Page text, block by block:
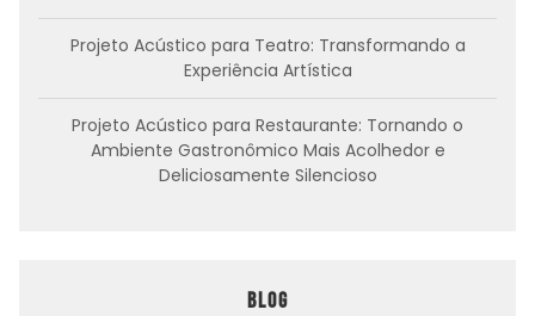
Projeto Acústico para Teatro: Transformando a
Experiência Artística
Projeto Acústico para Restaurante: Tornando o
Ambiente Gastronômico Mais Acolhedor e
Deliciosamente Silencioso
Blog